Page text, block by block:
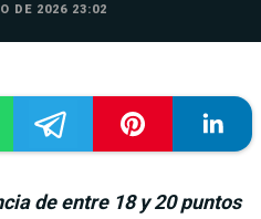
DE 2026 23:02
de entre 18 y 20 puntos